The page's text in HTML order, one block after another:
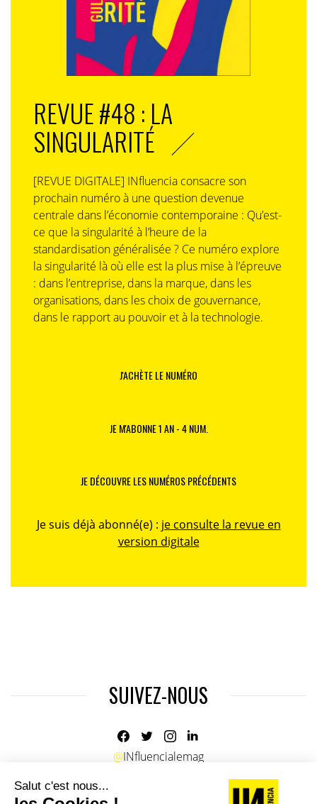
REVUE #48 : LA
SINGULARITÉ
[REVUE DIGITALE] INfluencia consacre son
prochain numéro à une question devenue
centrale dans l’économie contemporaine : Qu’est-
ce que la singularité à l’heure de la
standardisation généralisée ? Ce numéro explore
la singularité là où elle est la plus mise à l’épreuve
: dans l’entreprise, dans la marque, dans les
organisations, dans les choix de gouvernance,
dans le rapport au pouvoir et à la technologie.
J'ACHÈTE LE NUMÉRO
JE M'ABONNE 1 AN - 4 NUM.
JE DÉCOUVRE LES NUMÉROS PRÉCÉDENTS
Je suis déjà abonné(e) : je consulte la revue en
version digitale
SUIVEZ-NOUS
@INfluencialemag